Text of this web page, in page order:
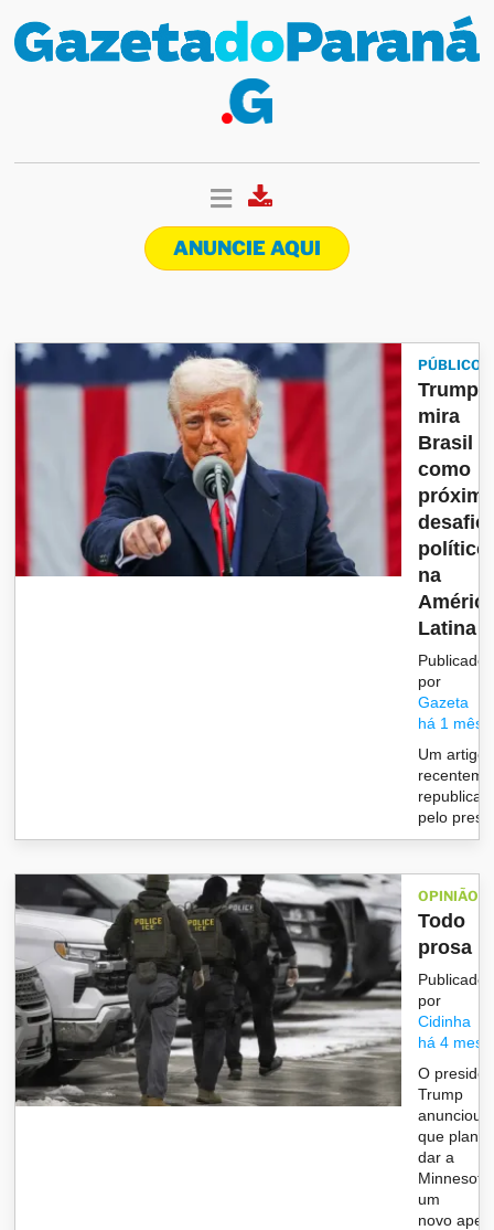
ANUNCIE AQUI
PÚBLICO
Trump
mira
Brasil
como
desafio
político
na
Latina
Publicado
por
Gazeta
há 1 mês
Um artigo
pelo
OPINIÃO
Todo
prosa
Publicado
por
Cidinha
há 4
O
Trump
anunciou
que
dar a
Minnesota
um
novo